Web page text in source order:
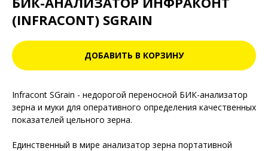
(INFRACONT) SGRAIN
ДОБАВИТЬ В КОРЗИНУ
Infracont SGrain - недорогой переносной БИК-анализатор
зерна и муки для оперативного определения качественных
показателей цельного зерна.
Единственный в мире анализатор зерна портативной